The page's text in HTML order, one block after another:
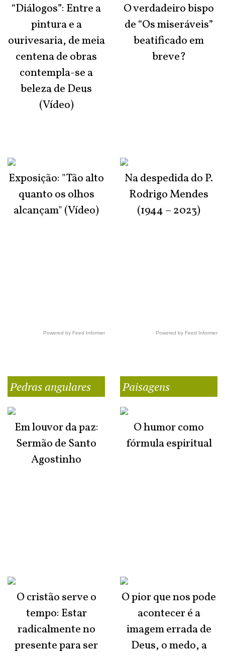
“Diálogos”: Entre a
pintura e a
ourivesaria, de meia
centena de obras
contempla-se a
beleza de Deus
(Vídeo)
Exposição: "Tão alto
quanto os olhos
alcançam" (Vídeo)
Powered by Feed Informer
O verdadeiro bispo
de “Os miseráveis”
beatificado em
breve?
Na despedida do P.
Rodrigo Mendes
(1944 – 2023)
Powered by Feed Informer
Pedras angulares
Em louvor da paz:
Sermão de Santo
Agostinho
O cristão serve o
tempo: Estar
radicalmente no
presente para ser
Paisagens
O humor como
fórmula espiritual
O pior que nos pode
acontecer é a
imagem errada de
Deus, o medo, a